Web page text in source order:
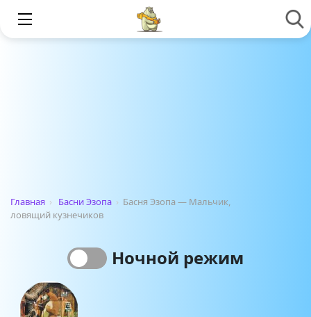
Главная › Басни Эзопа › Басня Эзопа — Мальчик,
ловящий кузнечиков
Ночной режим